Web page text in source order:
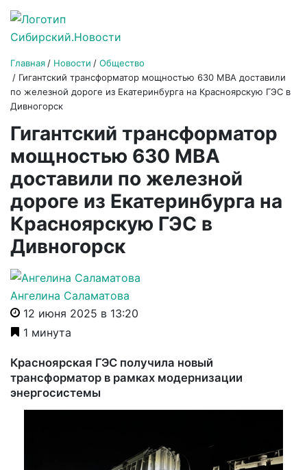
Главная Новости
Общество
Гигантский трансформатор мощностью 630 МВА доставили
по железной дороге из Екатеринбурга на Красноярскую ГЭС в
Дивногорск
Гигантский трансформатор
мощностью 630 МВА
доставили по железной
дороге из Екатеринбурга на
Красноярскую ГЭС в
Дивногорск
Ангелина Саламатова
12 июня 2025 в 13:20
1 минута
Красноярская ГЭС получила новый
трансформатор в рамках модернизации
энергосистемы